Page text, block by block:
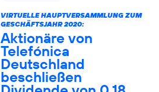
VIRTUELLE HAUPTVERSAMMLUNG ZUM
GESCHÄFTSJAHR 2020:
Aktionäre von
Telefónica
Deutschland
beschließen